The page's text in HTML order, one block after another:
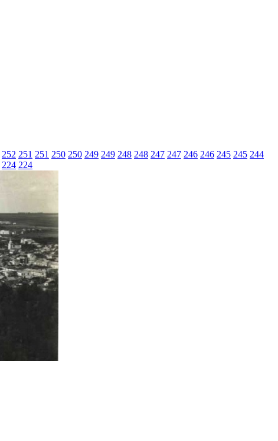
252 251 251 250 250 249 249 248 248 247 247 246 246 245 245 244
224 224